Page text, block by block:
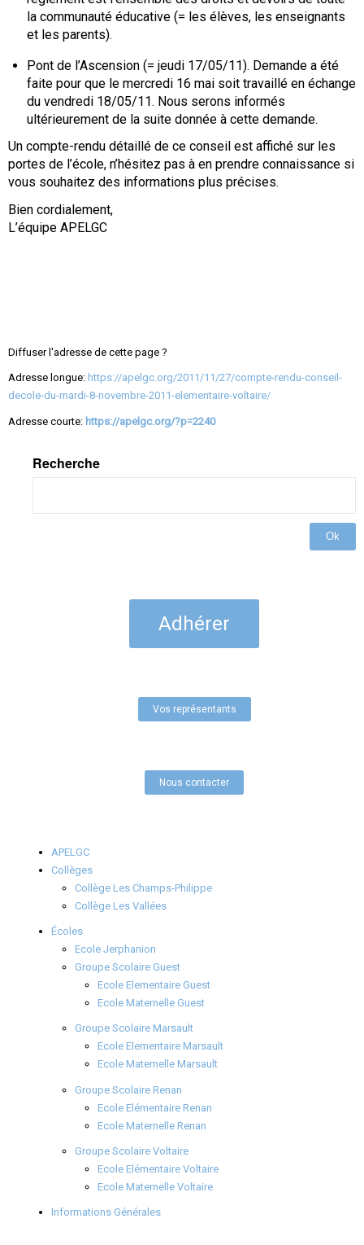
la communauté éducative (= les élèves, les enseignants
et les parents).
Pont de l’Ascension (= jeudi 17/05/11). Demande a été
faite pour que le mercredi 16 mai soit travaillé en échange
du vendredi 18/05/11. Nous serons informés
ultérieurement de la suite donnée à cette demande.
Un compte-rendu détaillé de ce conseil est affiché sur les
portes de l’école, n’hésitez pas à en prendre connaissance si
vous souhaitez des informations plus précises.
Bien cordialement,
L’équipe APELGC
Diffuser l'adresse de cette page ?
Adresse longue: https://apelgc.org/2011/11/27/compte-rendu-conseil-
decole-du-mardi-8-novembre-2011-elementaire-voltaire/
Adresse courte: https://apelgc.org/?p=2240
Recherche
Ok
Adhérer
Vos représentants
Nous contacter
APELGC
Collèges
Collège Les Champs-Philippe
Collège Les Vallées
Écoles
Ecole Jerphanion
Groupe Scolaire Guest
Ecole Elementaire Guest
Ecole Maternelle Guest
Groupe Scolaire Marsault
Ecole Elementaire Marsault
Ecole Maternelle Marsault
Groupe Scolaire Renan
Ecole Elémentaire Renan
Ecole Maternelle Renan
Groupe Scolaire Voltaire
Ecole Elémentaire Voltaire
Ecole Maternelle Voltaire
Informations Générales